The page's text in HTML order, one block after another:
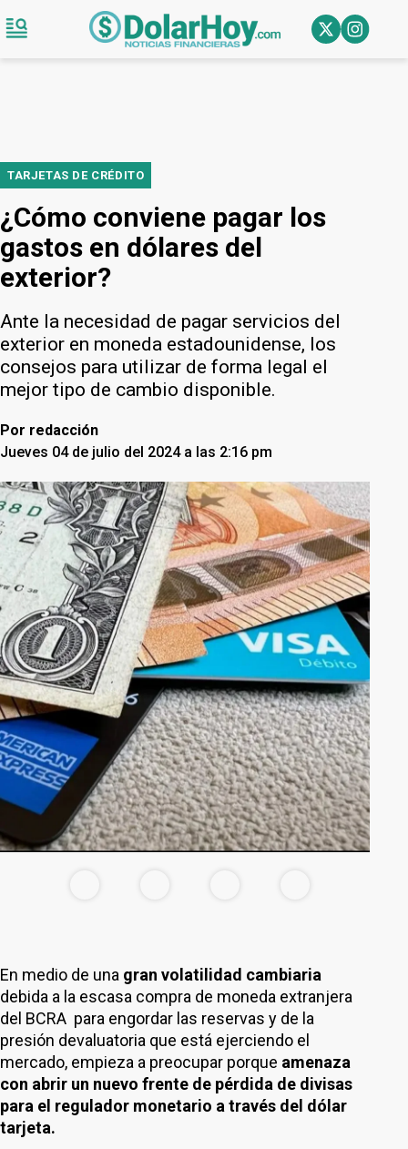
TARJETAS DE CRÉDITO
¿Cómo conviene pagar los
gastos en dólares del
exterior?
Ante la necesidad de pagar servicios del
exterior en moneda estadounidense, los
consejos para utilizar de forma legal el
mejor tipo de cambio disponible.
Por redacción
Jueves 04 de julio del 2024 a las 2:16 pm
En medio de una gran volatilidad cambiaria
debida a la escasa compra de moneda extranjera
del BCRA para engordar las reservas y de la
presión devaluatoria que está ejerciendo el
mercado, empieza a preocupar porque amenaza
con abrir un nuevo frente de pérdida de divisas
para el regulador monetario a través del dólar
tarjeta.